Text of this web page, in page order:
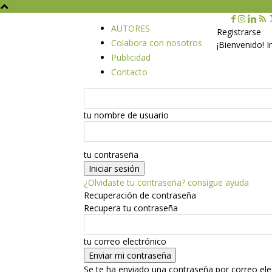
AUTORES
Colabora con nosotros
Publicidad
Contacto
Registrarse
¡Bienvenido!
tu nombre de usuario
tu contraseña
¿Olvidaste tu contraseña? consigue ayuda
Recuperación de contraseña
Recupera tu contraseña
tu correo electrónico
Se te ha enviado una contraseña por correo